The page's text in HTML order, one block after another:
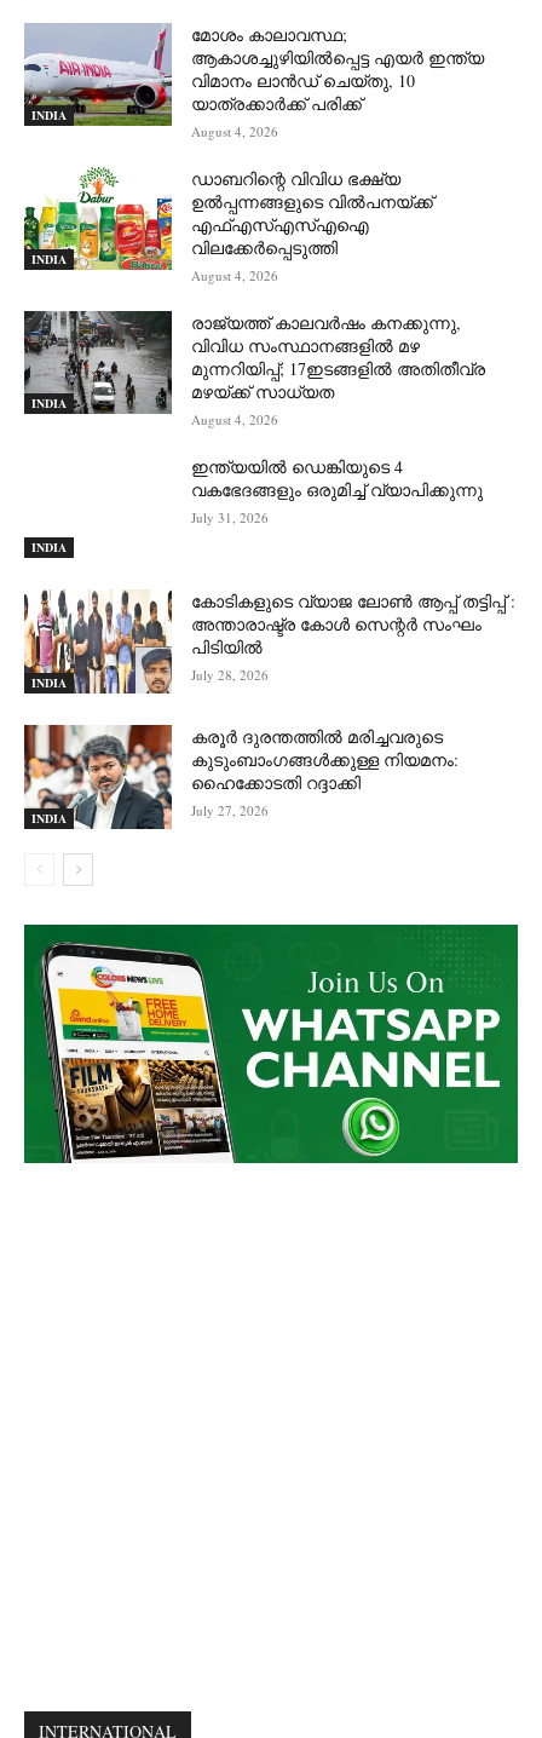
INDIA
മോശം കാലാവസ്ഥ;
ആകാശച്ചുഴിയില്‍പ്പെട്ട എയര്‍ ഇന്ത്യ
വിമാനം ലാന്‍ഡ് ചെയ്തു, 10
യാത്രക്കാര്‍ക്ക് പരിക്ക്
August 4, 2026
INDIA
ഡാബറിന്റെ വിവിധ ഭക്ഷ്യ
ഉൽപ്പന്നങ്ങളുടെ വിൽപനയ്ക്ക്
എഫ്എസ്എസ്എഐ
വിലക്കേർപ്പെടുത്തി
August 4, 2026
INDIA
രാജ്യത്ത് കാലവർഷം കനക്കുന്നു,
വിവിധ സംസ്ഥാനങ്ങളിൽ മഴ
മുന്നറിയിപ്പ്; 17ഇടങ്ങളിൽ അതിതീവ്ര
മഴയ്ക്ക് സാധ്യത
August 4, 2026
INDIA
ഇന്ത്യയിൽ ഡെങ്കിയുടെ 4
വകഭേദങ്ങളും ഒരുമിച്ച് വ്യാപിക്കുന്നു
July 31, 2026
INDIA
കോടികളുടെ വ്യാജ ലോൺ ആപ്പ് തട്ടിപ്പ് :
അന്താരാഷ്ട്ര കോൾ സെന്റർ സംഘം
പിടിയില്‍
July 28, 2026
INDIA
കരൂർ ദുരന്തത്തിൽ മരിച്ചവരുടെ
കുടുംബാംഗങ്ങൾക്കുള്ള നിയമനം:
ഹൈക്കോടതി റദ്ദാക്കി
July 27, 2026
INTERNATIONAL